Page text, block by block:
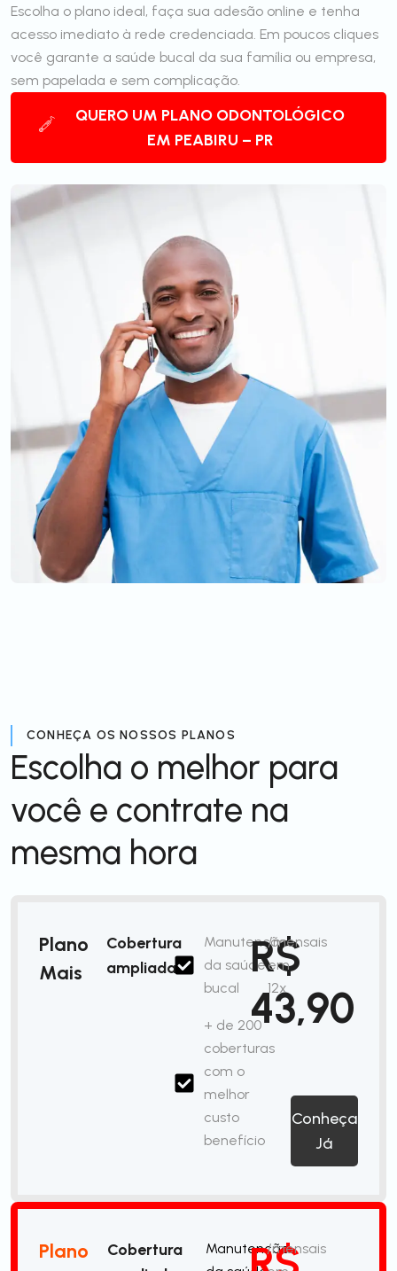
Escolha o plano ideal, faça sua adesão online e tenha
acesso imediato à rede credenciada. Em poucos cliques
você garante a saúde bucal da sua família ou empresa,
sem papelada e sem complicação.
QUERO UM PLANO ODONTOLÓGICO
EM PEABIRU – PR
CONHEÇA OS NOSSOS PLANOS
Escolha o melhor para
você e contrate na
mesma hora
Plano
Mais
Cobertura
ampliada
Manutenção
da saúde
bucal
+ de 200
coberturas
com o
melhor
custo
benefício
R$
43,90
/mensais
em
12x
Conheça
Já
Plano
Cobertura
Manutenção/mensais